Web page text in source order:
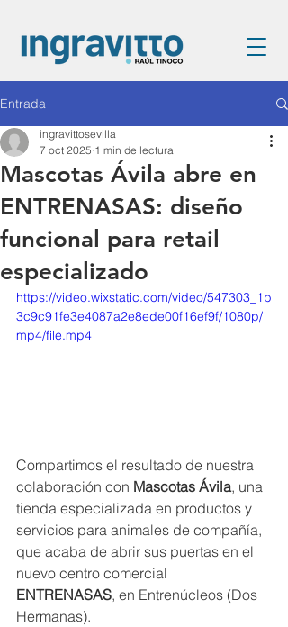
Entrada
Mascotas Ávila abre en
ENTRENASAS: diseño
funcional para retail
especializado
ingravittosevilla
7 oct 2025 1 min de lectura
https://video.wixstatic.com/video/547303_1b
3c9c91fe3e4087a2e8ede00f16ef9f/1080p/
mp4/file.mp4
Compartimos el resultado de nuestra
colaboración con Mascotas Ávila, una
tienda especializada en productos y
servicios para animales de compañía,
que acaba de abrir sus puertas en el
nuevo centro comercial
ENTRENASAS, en Entrenúcleos (Dos
Hermanas).